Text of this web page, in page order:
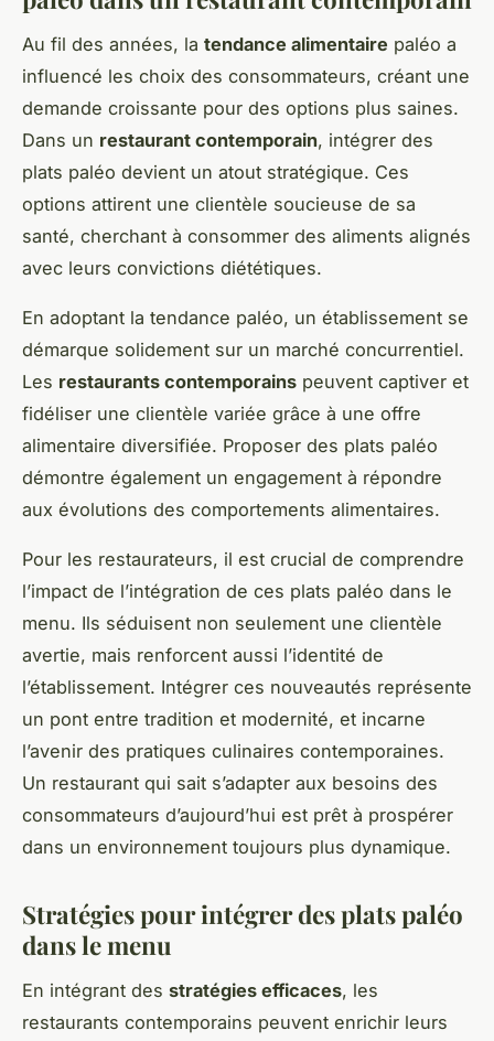
Au fil des années, la tendance alimentaire paléo a
influencé les choix des consommateurs, créant une
demande croissante pour des options plus saines.
Dans un restaurant contemporain, intégrer des
plats paléo devient un atout stratégique. Ces
options attirent une clientèle soucieuse de sa
santé, cherchant à consommer des aliments alignés
avec leurs convictions diététiques.
En adoptant la tendance paléo, un établissement se
démarque solidement sur un marché concurrentiel.
Les restaurants contemporains peuvent captiver et
fidéliser une clientèle variée grâce à une offre
alimentaire diversifiée. Proposer des plats paléo
démontre également un engagement à répondre
aux évolutions des comportements alimentaires.
Pour les restaurateurs, il est crucial de comprendre
l’impact de l’intégration de ces plats paléo dans le
menu. Ils séduisent non seulement une clientèle
avertie, mais renforcent aussi l’identité de
l’établissement. Intégrer ces nouveautés représente
un pont entre tradition et modernité, et incarne
l’avenir des pratiques culinaires contemporaines.
Un restaurant qui sait s’adapter aux besoins des
consommateurs d’aujourd’hui est prêt à prospérer
dans un environnement toujours plus dynamique.
Stratégies pour intégrer des plats paléo
dans le menu
En intégrant des stratégies efficaces, les
restaurants contemporains peuvent enrichir leurs